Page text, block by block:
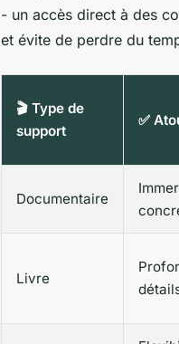
- un accès direct à des
et évite de perdre du
🎬 Type de
support
✅
Documentaire
Livre